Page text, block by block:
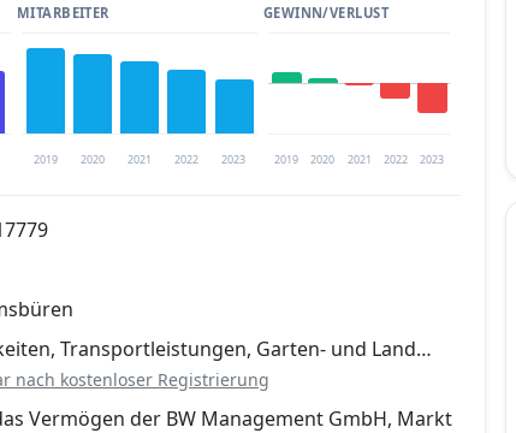
MITARBEITER
2019 2020 2021 2022 2023
GEWINN/VERLUST
2019 2020 2021 2022 2023
verfügbar
Transportleistungen, Garten- und Land…
nach kostenloser Registrierung
Vermögen der BW Management GmbH, Markt